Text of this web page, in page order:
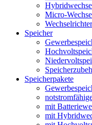
Micro-
Speicher
Speicherpakete
mit
mit